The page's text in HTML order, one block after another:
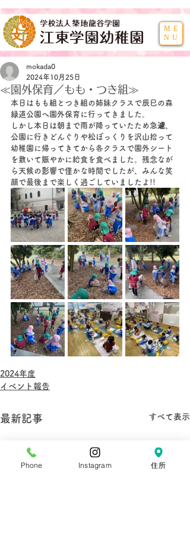
ME
NU
≪園外保育／もも・つき組≫
mokada0
2024年10月25日
本日はもも組とつき組の姉妹クラスで辰巳の森
緑道公園へ園外保育に行ってきました。
しかし本日は朝まで雨が降っていたため急遽、
公園に行きどんぐりや松ぼっくりを沢山拾って
幼稚園に帰ってきてから各クラスで園外シート
を敷いて賑やかに給食を食べました。残念なが
ら天候の影響で僅かな時間でしたが、みんな笑
顔で最後まで楽しく過ごしていましたよ!!
2024年度
イベント報告
最新記事 すべて表示
Phone Instagram 住所